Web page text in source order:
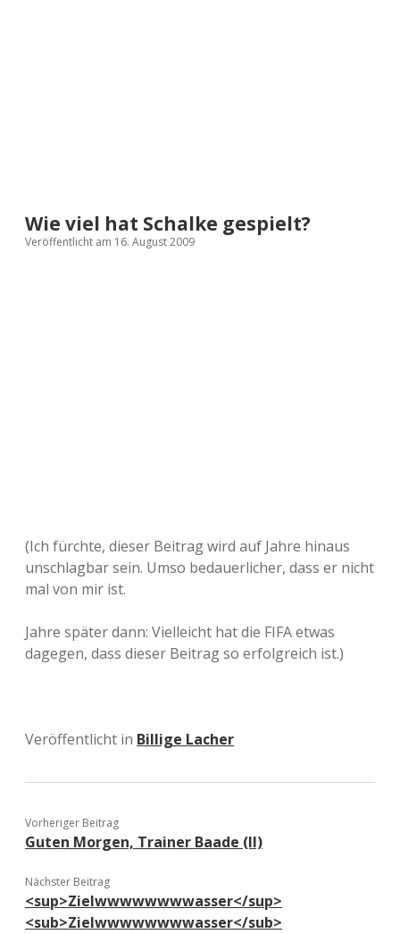
Wie viel hat Schalke gespielt?
Veröffentlicht am 16. August 2009
(Ich fürchte, dieser Beitrag wird auf Jahre hinaus
unschlagbar sein. Umso bedauerlicher, dass er nicht
mal von mir ist.
Jahre später dann: Vielleicht hat die FIFA etwas
dagegen, dass dieser Beitrag so erfolgreich ist.)
Veröffentlicht in Billige Lacher
Vorheriger Beitrag
Guten Morgen, Trainer Baade (II)
Nächster Beitrag
<sup>Zielwwwwwwwwasser</sup>
<sub>Zielwwwwwwwwasser</sub>